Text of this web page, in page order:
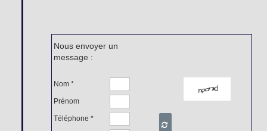
Nous envoyer un
message :
Nom *
Prénom
Téléphone *
